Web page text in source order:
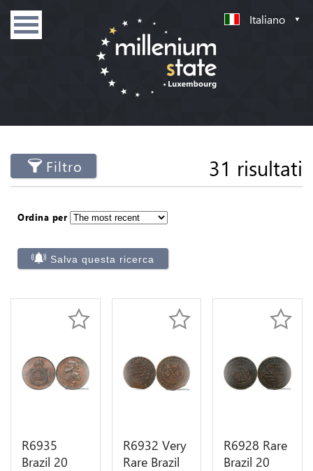
Italiano
Filtro 31 risultati
Ordina per
Salva questa ricerca
R6935
Brazil 20
R6932 Very
Rare Brazil
R6928 Rare
Brazil 20